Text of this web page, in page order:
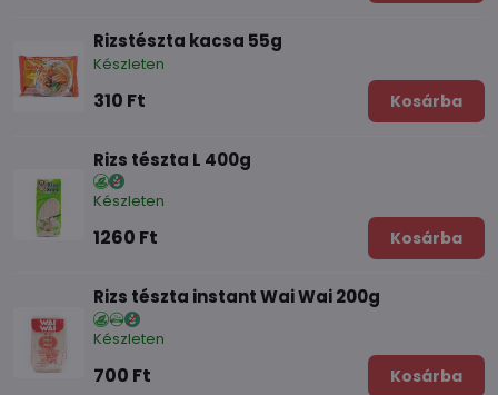
Rizstészta kacsa 55g
Készleten
310 Ft Kosárba
Rizs tészta L 400g
Készleten
1260 Ft Kosárba
Rizs tészta instant Wai Wai 200g
Készleten
700 Ft Kosárba